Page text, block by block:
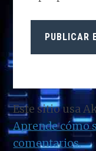
Este sitio usa
Aprende cómo
comentarios.